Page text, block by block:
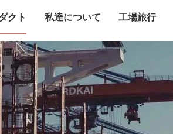
クト 私達について 工場旅行